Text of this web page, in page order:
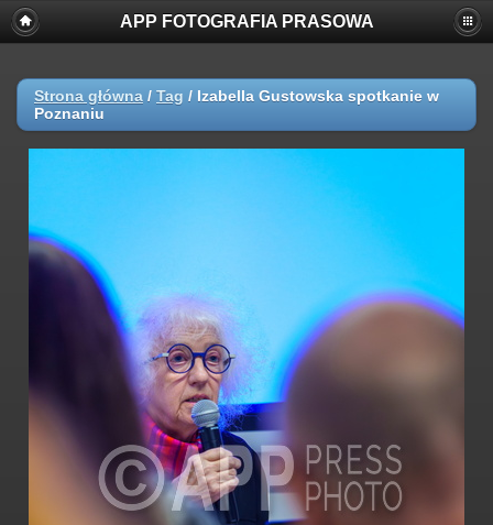
APP FOTOGRAFIA PRASOWA
Strona główna / Tag / Izabella Gustowska spotkanie w
Poznaniu